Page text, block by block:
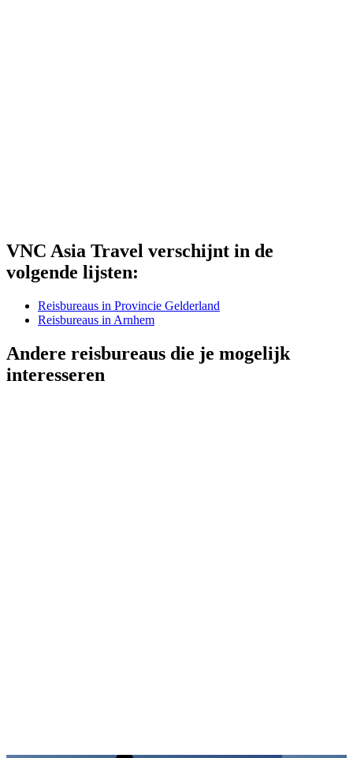
VNC Asia Travel verschijnt in de
volgende lijsten:
Reisbureaus in Provincie Gelderland
Reisbureaus in Arnhem
Andere reisbureaus die je mogelijk
interesseren